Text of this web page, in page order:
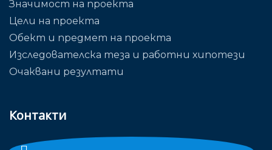
Значимост на проекта
Цели на проекта
Обект и предмет на проекта
Изследователска теза и работни хипотези
Очаквани резултати
Контакти